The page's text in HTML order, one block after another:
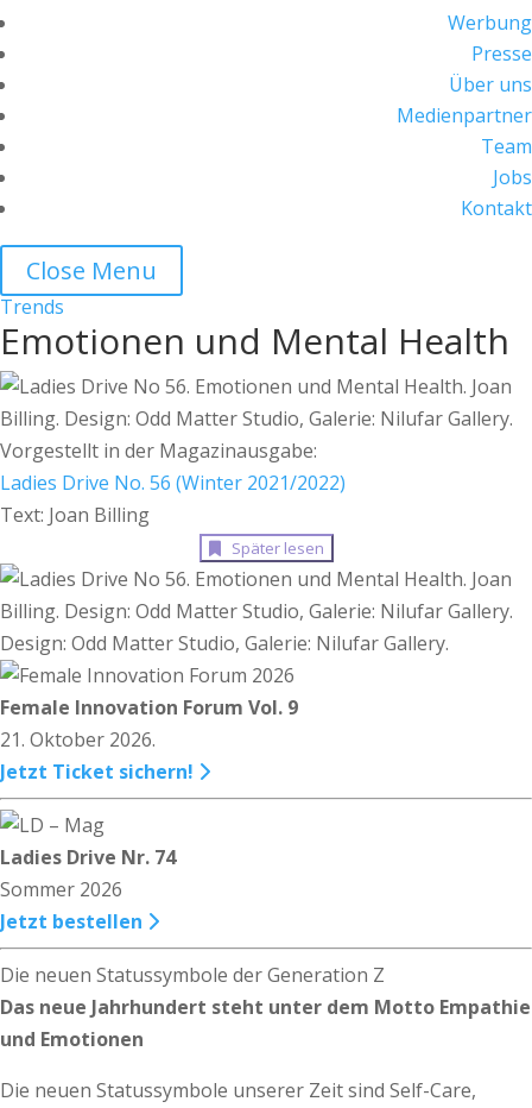
Werbung
Presse
Über uns
Medienpartner
Team
Jobs
Kontakt
Close Menu
Trends
Emotionen und Mental Health
Vorgestellt in der Magazinausgabe:
Ladies Drive No. 56 (Winter 2021/2022)
Text: Joan Billing
Später lesen
Design: Odd Matter Studio, Galerie: Nilufar Gallery.
Female Innovation Forum Vol. 9
21. Oktober 2026.
Jetzt Ticket sichern!
Ladies Drive Nr. 74
Sommer 2026
Jetzt bestellen
Die neuen Statussymbole der Generation Z
Das neue Jahrhundert steht unter dem Motto Empathie
und Emotionen
Die neuen Statussymbole unserer Zeit sind Self-Care,